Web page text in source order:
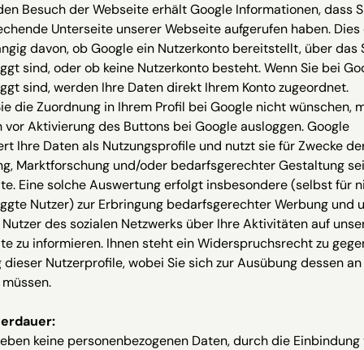
Besuch der Webseite erhält Google Informationen, dass
Unterseite unserer Webseite aufgerufen haben.
davon, ob Google ein Nutzerkonto bereitstellt, über das
sind, oder ob keine Nutzerkonto besteht. Wenn Sie bei
sind, werden Ihre Daten direkt Ihrem Konto zugeordnet.
die Zuordnung in Ihrem Profil bei Google nicht wünschen,
vor Aktivierung des Buttons bei Google ausloggen. Google
Ihre Daten als Nutzungsprofile und nutzt sie für Zwecke
Marktforschung und/oder bedarfsgerechter Gestaltung
Eine solche Auswertung erfolgt insbesondere (selbst für
Nutzer) zur Erbringung bedarfsgerechter Werbung und
des sozialen Netzwerks über Ihre Aktivitäten auf
zu informieren. Ihnen steht ein Widerspruchsrecht zu
dieser Nutzerprofile, wobei Sie sich zur Ausübung dessen
keine personenbezogenen Daten, durch die Einbindung